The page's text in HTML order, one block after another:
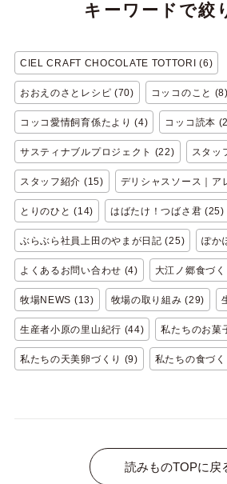
キーワードで絞
CIEL CRAFT CHOCOLATE TOTTORI (6)
おおえのさとレシピ (70) コッコのこと (8)
コッコ愛情飼育係たより (4) コッコ読本
サスティナブルプロジェクト (22) スタッ
スタッフ紹介 (15) デリシャスソース｜ア
とりのひと (14) はばたけ！つばさ君 (25)
ぶらぶら社員上田のやまが日記 (25) ぽか
よくあるお問い合わせ (4) 大江ノ郷食づ
牧場NEWS (13) 牧場の取り組み (29)
生産者小原の里山紀行 (44) 私たちのお菓
私たちの天美卵づくり (9) 私たちの食づ
読みものTOPに戻